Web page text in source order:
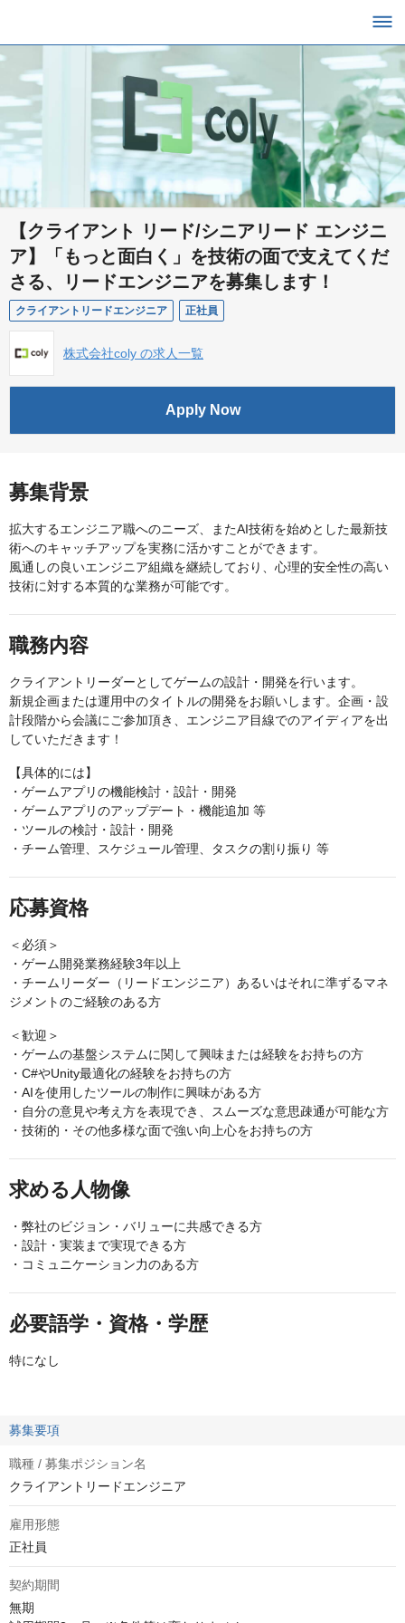
【クライアント リード/シニアリード エンジニ
ア】「もっと面白く」を技術の面で支えてくだ
さる、リードエンジニアを募集します！
クライアントリードエンジニア 正社員
株式会社coly の求人一覧
Apply Now
募集背景
拡大するエンジニア職へのニーズ、またAI技術を始めとした最新技
術へのキャッチアップを実務に活かすことができます。
風通しの良いエンジニア組織を継続しており、心理的安全性の高い
技術に対する本質的な業務が可能です。
職務内容
クライアントリーダーとしてゲームの設計・開発を行います。
新規企画または運用中のタイトルの開発をお願いします。企画・設
計段階から会議にご参加頂き、エンジニア目線でのアイディアを出
していただきます！
【具体的には】
・ゲームアプリの機能検討・設計・開発
・ゲームアプリのアップデート・機能追加 等
・ツールの検討・設計・開発
・チーム管理、スケジュール管理、タスクの割り振り 等
応募資格
＜必須＞
・ゲーム開発業務経験3年以上
・チームリーダー（リードエンジニア）あるいはそれに準ずるマネ
ジメントのご経験のある方
＜歓迎＞
・ゲームの基盤システムに関して興味または経験をお持ちの方
・C#やUnity最適化の経験をお持ちの方
・AIを使用したツールの制作に興味がある方
・自分の意見や考え方を表現でき、スムーズな意思疎通が可能な方
・技術的・その他多様な面で強い向上心をお持ちの方
求める人物像
・弊社のビジョン・バリューに共感できる方
・設計・実装まで実現できる方
・コミュニケーション力のある方
必要語学・資格・学歴
特になし
募集要項
職種 / 募集ポジション名
クライアントリードエンジニア
雇用形態
正社員
契約期間
無期